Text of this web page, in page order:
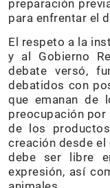
preparación
para enfrentar el
El respeto a la
y al Gobierno
debate versó,
debatidos con
que emanan de
preocupación por
de los
creación desde
debe ser libre
expresión, así